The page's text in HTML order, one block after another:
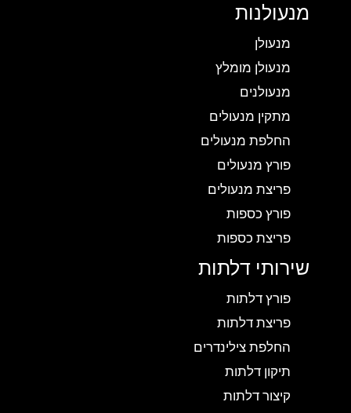
מנעולנות
מנעולן
מנעולן מומלץ
מנעולנים
מתקין מנעולים
החלפת מנעולים
פורץ מנעולים
פריצת מנעולים
פורץ כספות
פריצת כספות
שירותי דלתות
פורץ דלתות
פריצת דלתות
החלפת צילינדרים
תיקון דלתות
קיצור דלתות